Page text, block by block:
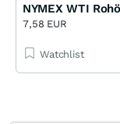
7,58 EUR
Watchlist